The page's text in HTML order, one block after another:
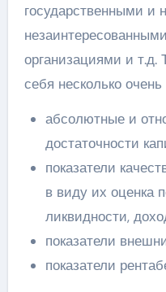
государственными и
организациями и т.д.
себя несколько
абсолютные и
достаточности
показатели
в виду их оценка
ликвидности,
показатели
показатели